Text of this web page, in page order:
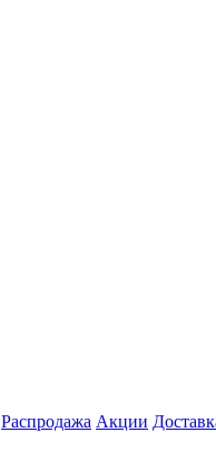
Распродажа Акции